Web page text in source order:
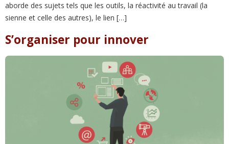
aborde des sujets tels que les outils, la réactivité au travail (la
sienne et celle des autres), le lien […]
S’organiser pour innover